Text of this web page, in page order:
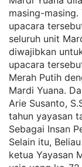
masing-
upacara
seluruh unit
diwajibkan
upacara
Merah Putih
Mardi Yuana.
Arie Susanto,
tahun yayasan
Sebagai Insan
Selain itu,
ketua Yayasan